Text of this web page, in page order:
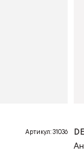
Артикул: 31036